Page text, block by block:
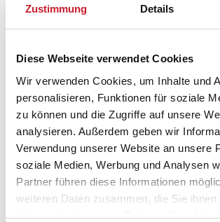
Zustimmung Details
Diese Webseite verwendet Cookies
Wir verwenden Cookies, um Inhalte und
personalisieren, Funktionen für soziale
zu können und die Zugriffe auf unsere
analysieren. Außerdem geben wir
Verwendung unserer Website an unsere
soziale Medien, Werbung und Analysen
Partner führen diese Informationen
weiteren Daten zusammen, die Sie ihnen
haben oder die sie im Rahmen Ihrer
Skødshovedgård 41
Skødshoved Strand